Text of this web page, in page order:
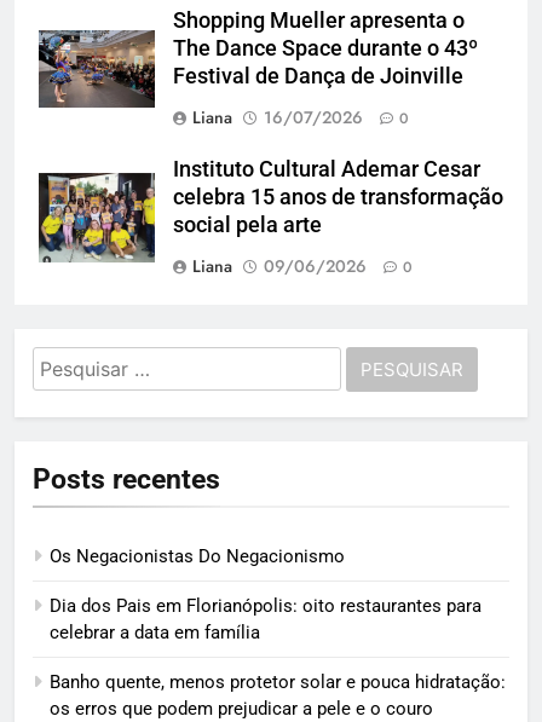
Shopping Mueller apresenta o
The Dance Space durante o 43º
Festival de Dança de Joinville
Liana
16/07/2026 0
Instituto Cultural Ademar Cesar
celebra 15 anos de transformação
social pela arte
Liana
09/06/2026 0
Pesquisar
por:
Posts recentes
Os Negacionistas Do Negacionismo
Dia dos Pais em Florianópolis: oito restaurantes para
celebrar a data em família
Banho quente, menos protetor solar e pouca hidratação:
os erros que podem prejudicar a pele e o couro